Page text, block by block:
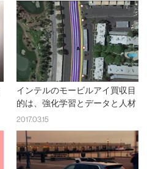
インテルのモービルアイ買収目
的は、強化学習とデータと人材
2017.03.15